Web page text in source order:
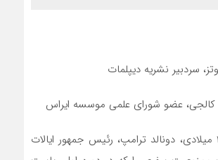
سردبیر نشریه دیپلمات
کالجی، عضو شورای علمی موسسه ایراس
در ۴ ژوئن ۲۰۲۵ میلادی، دونالد ترامپ، رئیس جمهور ایالات